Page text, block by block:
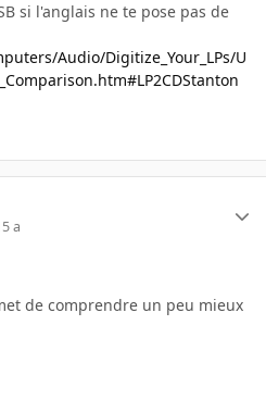
si l'anglais ne te pose pas de
Audio/Digitize_Your_LPs/U
a
de comprendre un peu mieux